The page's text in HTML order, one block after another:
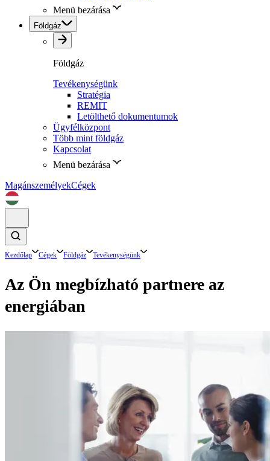
Menü bezárása
Földgáz
Földgáz
Tevékenységünk
Stratégia
REMIT
Letölthető dokumentumok
Ügyfélközpont
Több mint földgáz
Kapcsolat
Menü bezárása
MagánszemélyekCégek
Kezdőlap Cégek Földgáz Tevékenységünk
Az Ön megbízható partnere az
energiában